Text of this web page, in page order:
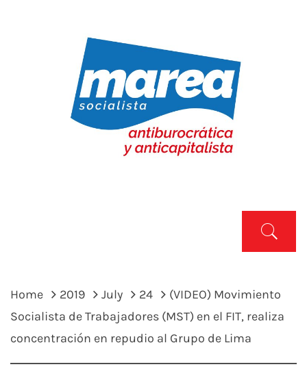
MAREA SOCIALISTA
Home 2019 July 24
(VIDEO) Movimiento
Socialista de Trabajadores (MST) en el FIT, realiza
concentración en repudio al Grupo de Lima